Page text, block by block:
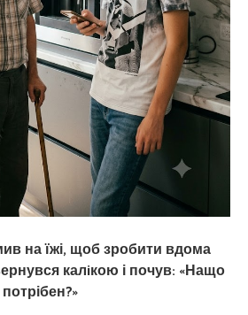
на їжі, щоб зробити вдома
калiкою і почув: «Нащо